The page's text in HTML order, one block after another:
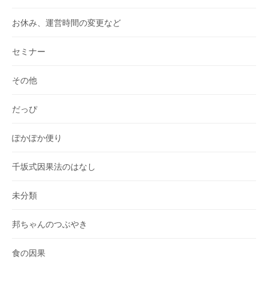
お休み、運営時間の変更など
セミナー
その他
だっぴ
ぽかぽか便り
千坂式因果法のはなし
未分類
邦ちゃんのつぶやき
食の因果